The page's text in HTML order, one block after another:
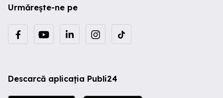
Urmărește-ne pe
Descarcă aplicația Publi24